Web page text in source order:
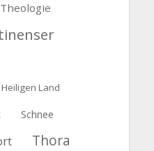
Land
Schnee
Thora